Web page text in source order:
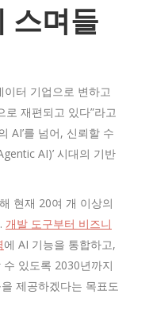
스며들
이터 기업으로 변하고
재편되고 있다”라고
AI’를 넘어, 신뢰할 수
AI)’ 시대의 기반
현재 20여 개 이상의
개발 도구부터 비즈니
에 AI 기능을 통합하고,
있도록 2030년까지
제공하겠다는 목표도